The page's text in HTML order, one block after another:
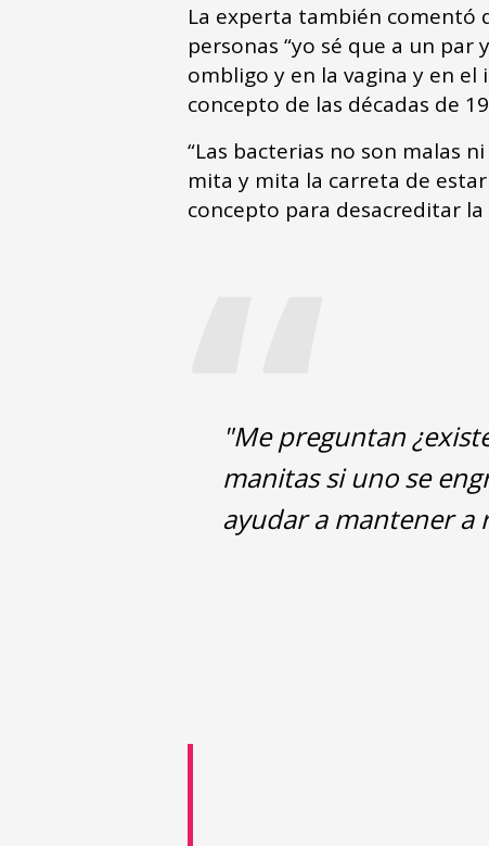
La experta también comentó
personas “yo sé que a un
ombligo y en la vagina y en
concepto de las décadas de
“Las bacterias no son malas
mita y mita la carreta de
concepto para desacreditar
“
"Me preguntan
manitas si uno se
ayudar a mantener a